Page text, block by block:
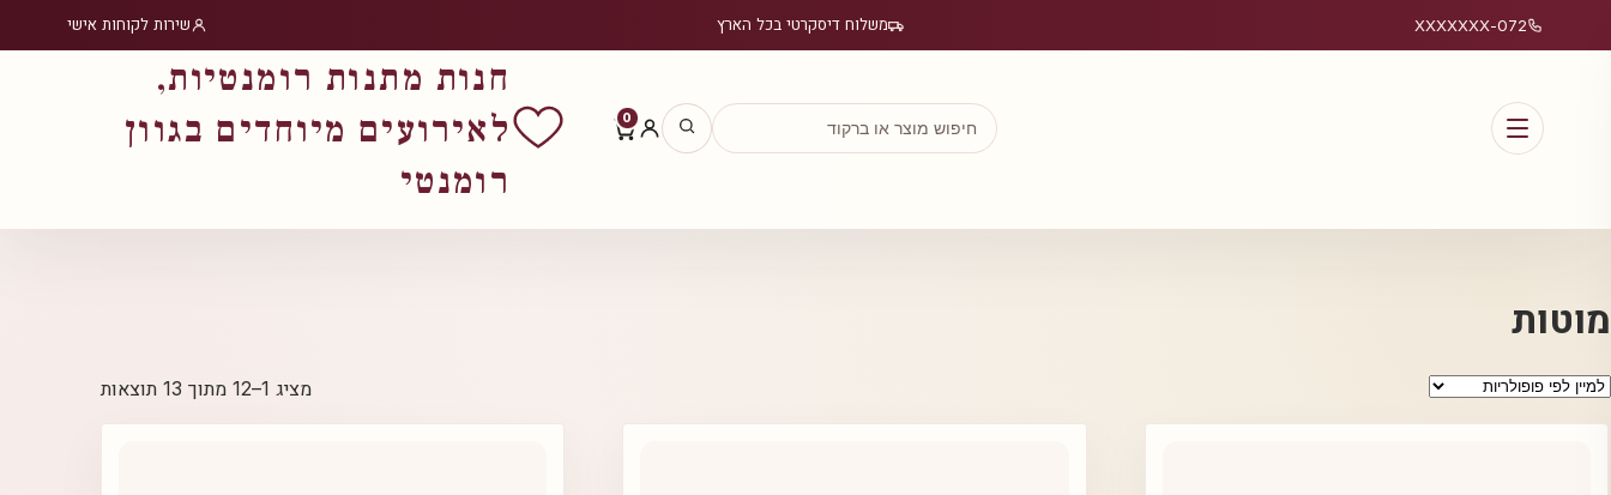
072-XXXXXXX משלוח דיסקרטי בכל הארץ שירות לקוחות אישי
0
חנות מתנות רומנטיות,
לאירועים מיוחדים בגוון
רומנטי
מוטות
מציג 1–12 מתוך 13 תוצאות
ממוין